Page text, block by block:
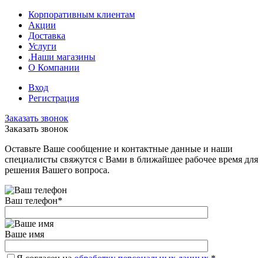
Корпоративным клиентам
Акции
Доставка
Услуги
.Наши магазины
О Компании
Вход
Регистрация
Заказать звонок
Заказать звонок
Оставьте Ваше сообщение и контактные данные и наши
специалисты свяжутся с Вами в ближайшее рабочее время для
решения Вашего вопроса.
Ваш телефон*
Ваше имя